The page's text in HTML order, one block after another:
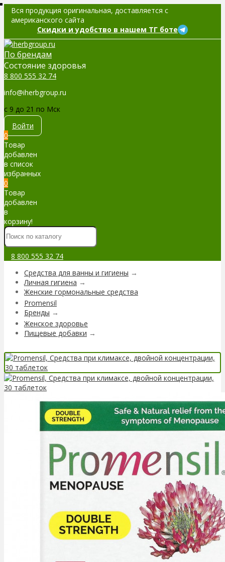
Вся продукция оригинальная, доставляется с
американского сайта
Скидки и удобство в нашем ТГ боте
По брендам
Cостояние здоровья
8 800 555 32 74
info@iherbgroup.ru
c 9 до 21 по Мск
Войти
0
Товар
добавлен
в список
избранных
0
Товар
добавлен
в
корзину!
8 800 555 32 74
Средства для ванны и гигиены →
Личная гигиена →
Женские гормональные средства
Promensil
Бренды →
Женское здоровье
Пищевые добавки →